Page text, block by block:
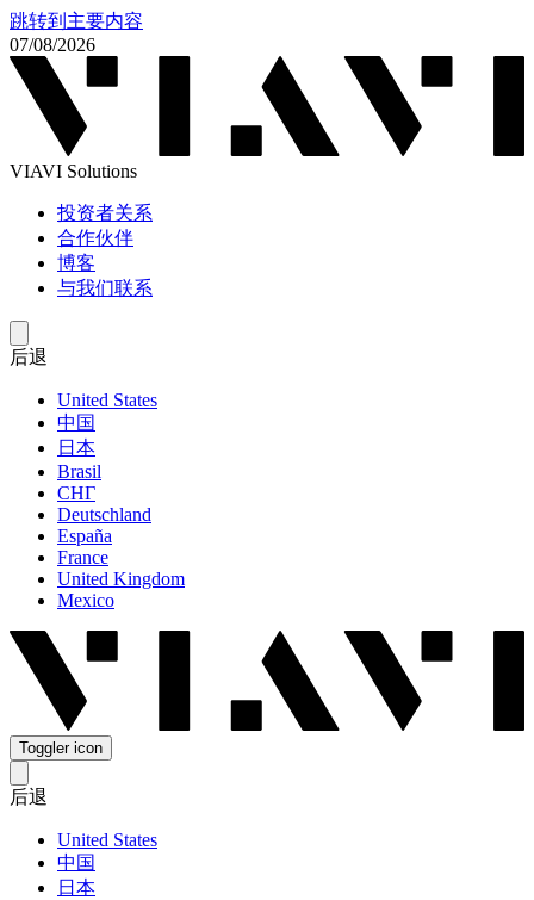
跳转到主要内容
07/08/2026
VIAVI Solutions
投资者关系
合作伙伴
博客
与我们联系
后退
United States
中国
日本
Brasil
СНГ
Deutschland
España
France
United Kingdom
Mexico
Toggler icon
后退
United States
中国
日本